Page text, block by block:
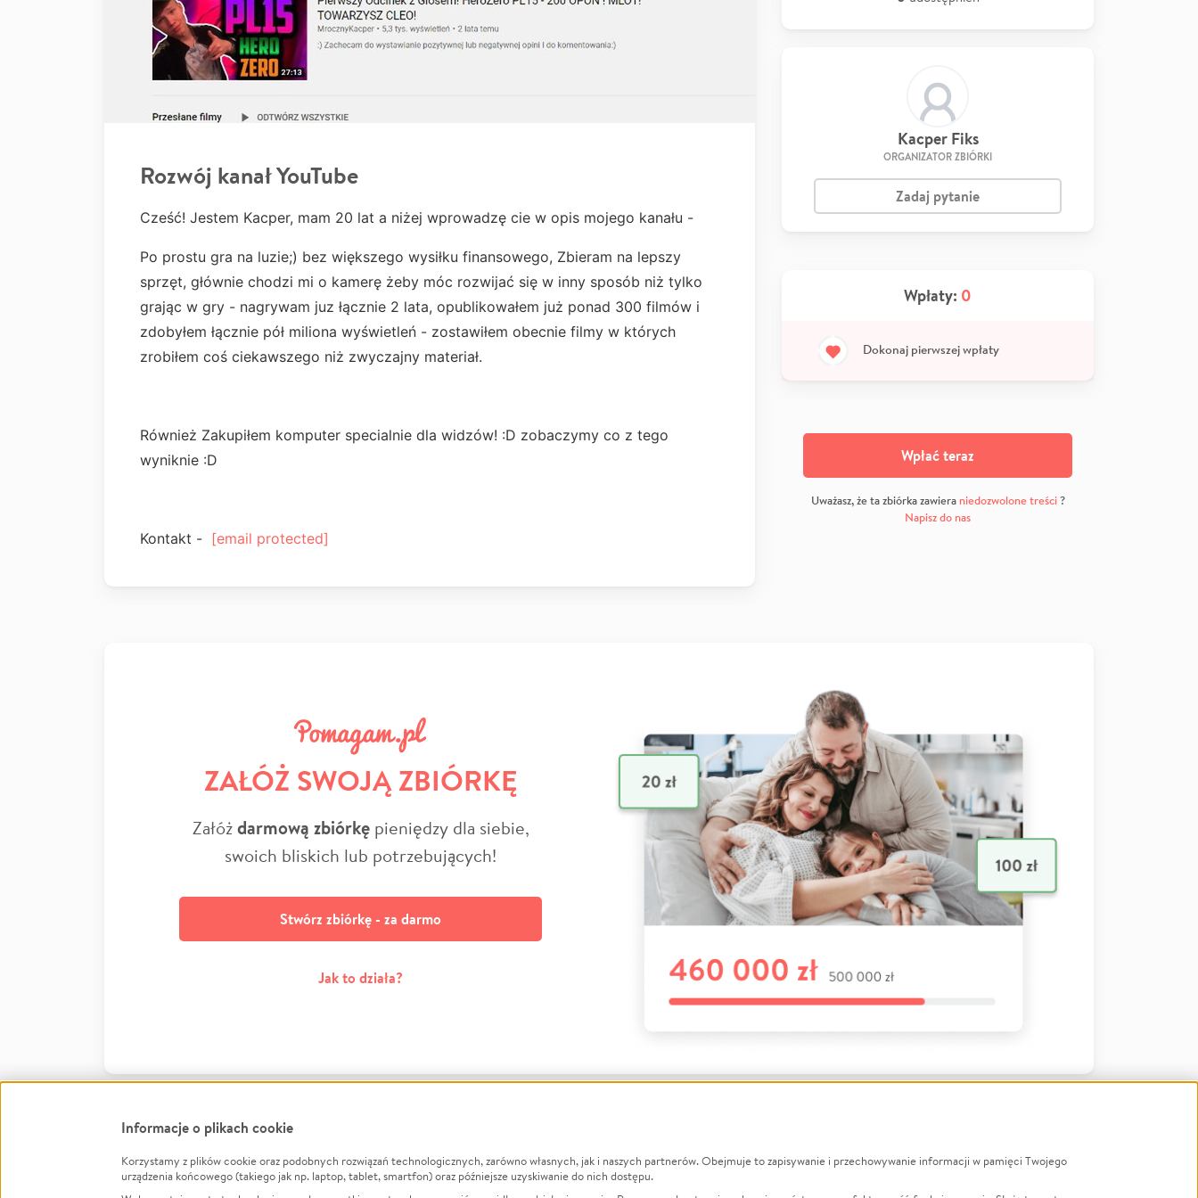
Rozwój kanał YouTube
Cześć! Jestem Kacper, mam 20 lat a niżej wprowadzę cie w opis mojego kanału -
Po prostu gra na luzie;) bez większego wysiłku finansowego, Zbieram na lepszy
sprzęt, głównie chodzi mi o kamerę żeby móc rozwijać się w inny sposób niż tylko
grając w gry - nagrywam juz łącznie 2 lata, opublikowałem już ponad 300 filmów i
zdobyłem łącznie pół miliona wyświetleń - zostawiłem obecnie filmy w których
zrobiłem coś ciekawszego niż zwyczajny materiał.
Również Zakupiłem komputer specialnie dla widzów! :D zobaczymy co z tego
wyniknie :D
Kontakt - [email protected]
Kacper Fiks
ORGANIZATOR ZBIÓRKI
Zadaj pytanie
Wpłaty: 0
Dokonaj pierwszej wpłaty
Wpłać teraz
Uważasz, że ta zbiórka zawiera niedozwolone treści?
Napisz do nas
ZAŁÓŻ SWOJĄ ZBIÓRKĘ
Załóżdarmową zbiórkępieniędzy dla siebie,
swoich bliskich lub potrzebujących!
Stwórz zbiórkę - za darmo
Jak to działa?
Informacje O nas Zbieraj na
Informacje o plikach cookie
Korzystamy z plików cookie oraz podobnych rozwiązań technologicznych, zarówno własnych, jak i naszych partnerów. Obejmuje to zapisywanie i przechowywanie informacji w pamięci Twojego
urządzenia końcowego (takiego jak np. laptop, tablet, smartfon) oraz późniejsze uzyskiwanie do nich dostępu.